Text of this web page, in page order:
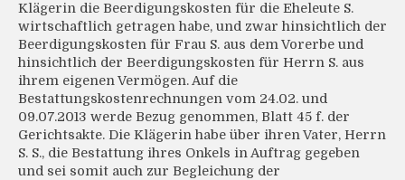
Klägerin die Beerdigungskosten für die Eheleute S.
wirtschaftlich getragen habe, und zwar hinsichtlich der
Beerdigungskosten für Frau S. aus dem Vorerbe und
hinsichtlich der Beerdigungskosten für Herrn S. aus
ihrem eigenen Vermögen. Auf die
Bestattungskostenrechnungen vom 24.02. und
09.07.2013 werde Bezug genommen, Blatt 45 f. der
Gerichtsakte. Die Klägerin habe über ihren Vater, Herrn
S. S., die Bestattung ihres Onkels in Auftrag gegeben
und sei somit auch zur Begleichung der